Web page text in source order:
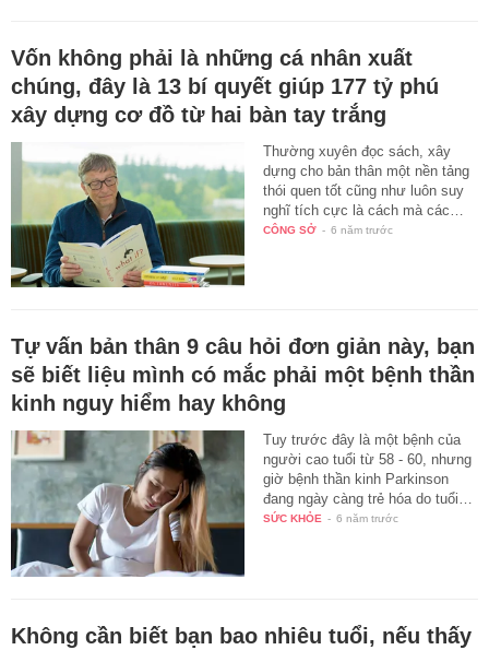
Vốn không phải là những cá nhân xuất
chúng, đây là 13 bí quyết giúp 177 tỷ phú
xây dựng cơ đồ từ hai bàn tay trắng
Thường xuyên đọc sách, xây
dựng cho bản thân một nền tảng
thói quen tốt cũng như luôn suy
nghĩ tích cực là cách mà các…
CÔNG SỞ - 6 năm trước
Tự vấn bản thân 9 câu hỏi đơn giản này, bạn
sẽ biết liệu mình có mắc phải một bệnh thần
kinh nguy hiểm hay không
Tuy trước đây là một bệnh của
người cao tuổi từ 58 - 60, nhưng
giờ bệnh thần kinh Parkinson
đang ngày càng trẻ hóa do tuổi…
SỨC KHỎE - 6 năm trước
Không cần biết bạn bao nhiêu tuổi, nếu thấy